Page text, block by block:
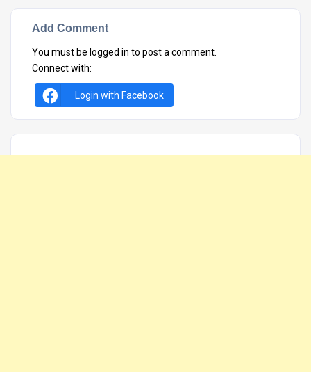
Add Comment
You must be logged in to post a comment.
Connect with:
Login with Facebook